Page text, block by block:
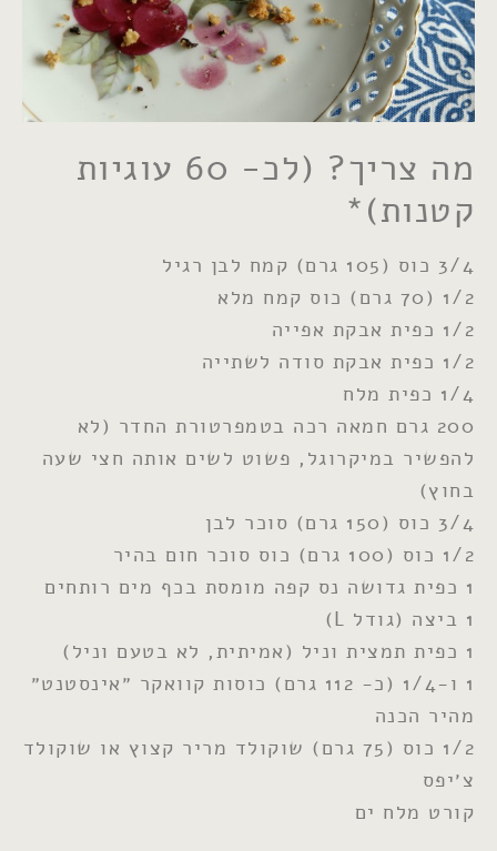
מה צריך? (לכ- 60 עוגיות
קטנות)*
3/4 כוס (105 גרם) קמח לבן רגיל
1/2 (70 גרם) כוס קמח מלא
1/2 כפית אבקת אפייה
1/2 כפית אבקת סודה לשתייה
1/4 כפית מלח
200 גרם חמאה רכה בטמפרטורת החדר (לא
להפשיר במיקרוגל, פשוט לשים אותה חצי שעה
בחוץ)
3/4 כוס (150 גרם) סוכר לבן
1/2 כוס (100 גרם) כוס סוכר חום בהיר
1 ו-1/4 (כ- 112 גרם) כוסות קוואקר ״אינסטנט״
מהיר הכנה
1/2 כוס (75 גרם) שוקולד מריר קצוץ או שוקולד
צ׳יפס
קורט מלח ים